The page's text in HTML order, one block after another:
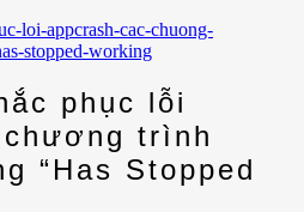
phục lỗi
trình
“Has Stopped